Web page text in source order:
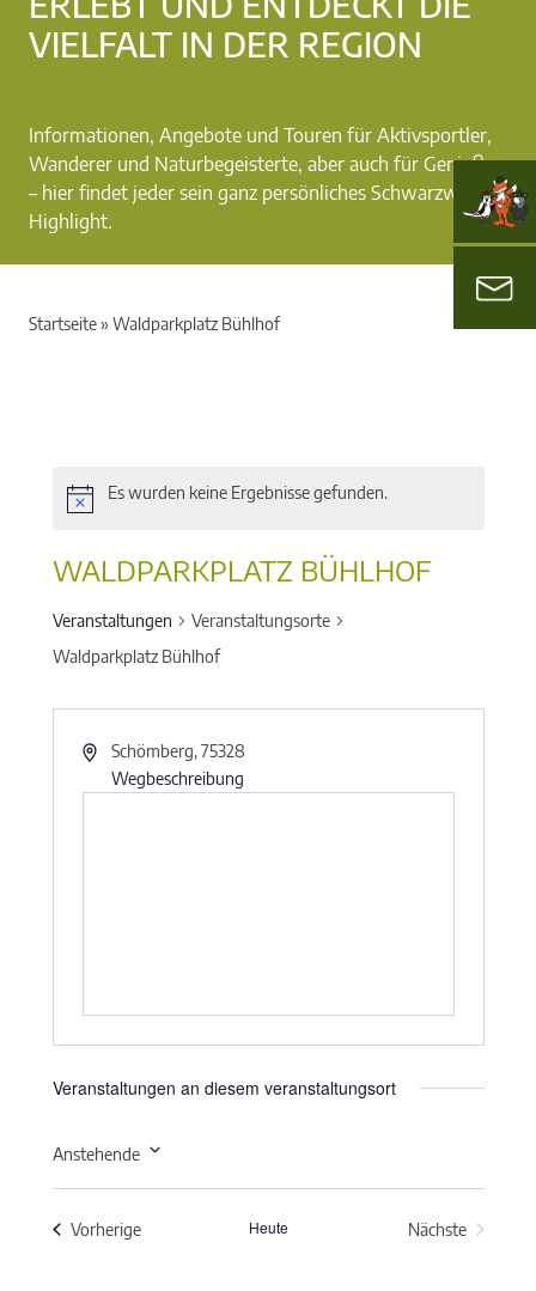
VIELFALT IN DER REGION
Informationen, Angebote und Touren für Aktivsportler,
Wanderer und Naturbegeisterte, aber auch für Genießer
– hier findet jeder sein ganz persönliches Schwarzwald-
Highlight.
Startseite» Waldparkplatz Bühlhof
Es wurden keine Ergebnisse gefunden.
WALDPARKPLATZ BÜHLHOF
Veranstaltungen
Veranstaltungsorte
Waldparkplatz Bühlhof
Schömberg,75328
Wegbeschreibung
Veranstaltungen an diesem veranstaltungsort
Anstehende
VorherigeVeranstaltungenHeute
Nächste